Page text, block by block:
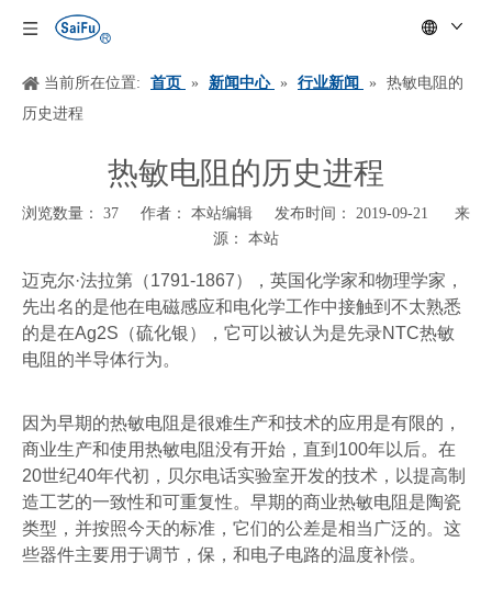
当前所在位置: 首页 » 新闻中心 » 行业新闻 »
热敏电阻的
历史进程
热敏电阻的历史进程
浏览数量： 37 作者： 本站编辑 发布时间： 2019-09-21 来
源： 本站
["wechat","weibo","qzone","douban","email"]
迈克尔·法拉第（1791-1867），英国化学家和物理学家，
先出名的是他在电磁感应和电化学工作中接触到不太熟悉
的是在Ag2S （硫化银），它可以被认为是先录NTC热敏
电阻的半导体行为。
因为早期的热敏电阻是很难生产和技术的应用是有限的，
商业生产和使用热敏电阻没有开始，直到 100年以后。在
20世纪40年代初，贝尔电话实验室开发的技术，以提高制
造工艺的一致性和可重复性。早期的商业热敏电阻是陶瓷
类型，并按照今天的标准，它们的公差是相当广泛的。这
些器件主要用于调节，保，和电子电路的温度补偿。